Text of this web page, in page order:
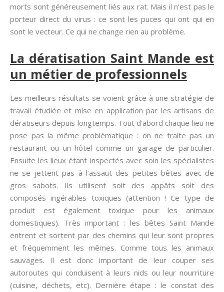
morts sont généreusement liés aux rat. Mais il n’est pas le
porteur direct du virus : ce sont les puces qui ont qui en
sont le vecteur. Ce qui ne change rien au problème.
La dératisation Saint Mande est
un métier de professionnels
Les meilleurs résultats se voient grâce à une stratégie de
travail étudiée et mise en application par les artisans de
dératiseurs depuis longtemps. Tout d’abord chaque lieu ne
pose pas la même problématique : on ne traite pas un
restaurant ou un hôtel comme un garage de particulier.
Ensuite les lieux étant inspectés avec soin les spécialistes
ne se jettent pas à l’assaut des petites bêtes avec de
gros sabots. Ils utilisent soit des appâts soit des
composés ingérables toxiques (attention ! Ce type de
produit est également toxique pour les animaux
domestiques). Très important : les bêtes Saint Mande
entrent et sortent par des chemins qui leur sont propres
et fréquemment les mêmes. Comme tous les animaux
sauvages. Il est donc important de leur couper ses
autoroutes qui conduisent à leurs nids ou leur nourriture
(cuisine, déchets, etc). Dernière étape : le constat des